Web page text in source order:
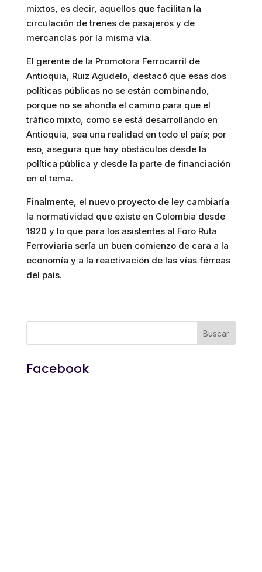
mixtos, es decir, aquellos que facilitan la
circulación de trenes de pasajeros y de
mercancías por la misma vía.
El gerente de la Promotora Ferrocarril de
Antioquia, Ruiz Agudelo, destacó que esas dos
políticas públicas no se están combinando,
porque no se ahonda el camino para que el
tráfico mixto, como se está desarrollando en
Antioquia, sea una realidad en todo el país; por
eso, asegura que hay obstáculos desde la
política pública y desde la parte de financiación
en el tema.
Finalmente, el nuevo proyecto de ley cambiaría
la normatividad que existe en Colombia desde
1920 y lo que para los asistentes al Foro Ruta
Ferroviaria sería un buen comienzo de cara a la
economía y a la reactivación de las vías férreas
del país.
Facebook